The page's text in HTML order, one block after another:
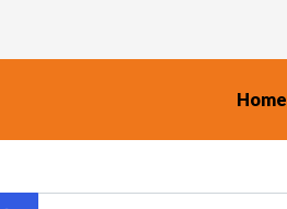
Home